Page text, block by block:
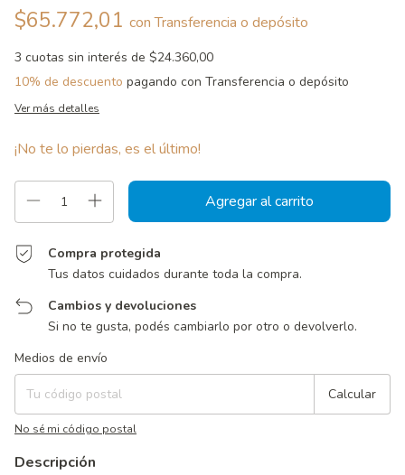
$65.772,01 con Transferencia o depósito
3 cuotas sin interés de $24.360,00
10% de descuento pagando con Transferencia o depósito
Ver más detalles
¡No te lo pierdas, es el último!
Compra protegida
Tus datos cuidados durante toda la compra.
Cambios y devoluciones
Si no te gusta, podés cambiarlo por otro o devolverlo.
Entregas para el CP:
Medios de envío
Calcular
No sé mi código postal
Descripción